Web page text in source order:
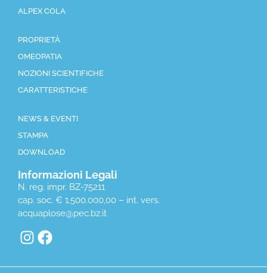
ALPEX COLA
PROPRIETÀ
OMEOPATIA
NOZIONI SCIENTIFICHE
CARATTERISTICHE
NEWS & EVENTI
STAMPA
DOWNLOAD
Informazioni Legali
N. reg. impr. BZ-75211
cap. soc. € 1.500.000,00 – int. vers.
acquaplose@pec.bz.it